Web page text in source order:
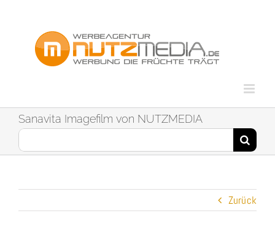
Sanavita Imagefilm von NUTZMEDIA
Suche
nach:
Zurück